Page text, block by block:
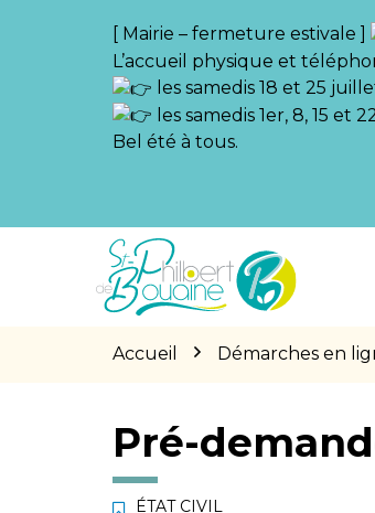
[ Mairie – fermeture estivale ]
L’accueil physique et
les samedis 18 et 25
les samedis 1er, 8, 15 et
Bel été à tous.
Accueil Démarches en
Pré-
ÉTAT CIVIL